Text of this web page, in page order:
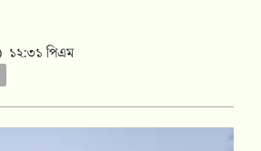
১২:৩১ পিএম